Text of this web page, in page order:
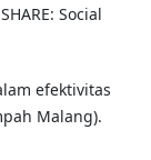
Social
efektivitas
Malang).